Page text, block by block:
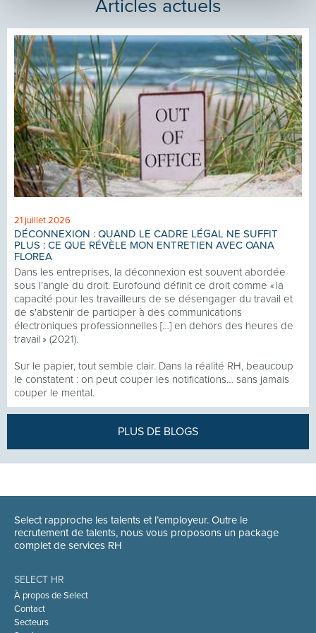
Articles actuels
21 juillet 2026
DÉCONNEXION : QUAND LE CADRE LÉGAL NE SUFFIT
PLUS : CE QUE RÉVÈLE MON ENTRETIEN AVEC OANA
FLOREA
Dans les entreprises, la déconnexion est souvent abordée
sous l’angle du droit. Eurofound définit ce droit comme « la
capacité pour les travailleurs de se désengager du travail et
de s'abstenir de participer à des communications
électroniques professionnelles […] en dehors des heures de
travail » (2021).
Sur le papier, tout semble clair. Dans la réalité RH, beaucoup
le constatent : on peut couper les notifications… sans jamais
couper le mental.
PLUS DE BLOGS
Select rapproche les talents et l’employeur. Outre le
recrutement de talents, nous vous proposons un package
complet de services RH
SELECT HR
À propos de Select
Contact
Secteurs